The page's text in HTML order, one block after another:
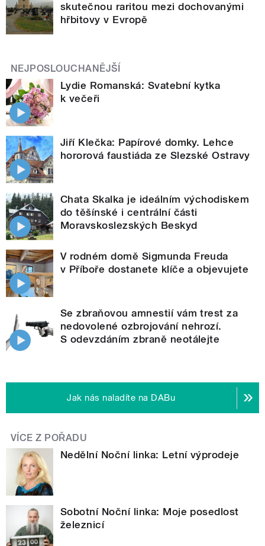
skutečnou raritou mezi dochovanými
hřbitovy v Evropě
NEJPOSLOUCHANĚJŠÍ
Lydie Romanská: Svatební kytka
k večeři
Jiří Klečka: Papírové domky. Lehce
hororová faustiáda ze Slezské Ostravy
Chata Skalka je ideálním východiskem
do těšínské i centrální části
Moravskoslezských Beskyd
V rodném domě Sigmunda Freuda
v Příboře dostanete klíče a objevujete
Se zbraňovou amnestií vám trest za
nedovolené ozbrojování nehrozí.
S odevzdáním zbraně neotálejte
Jak nás naladíte na DABu
VÍCE Z POŘADU
Nedělní Noční linka: Letní výprodeje
Sobotní Noční linka: Moje posedlost
železnicí